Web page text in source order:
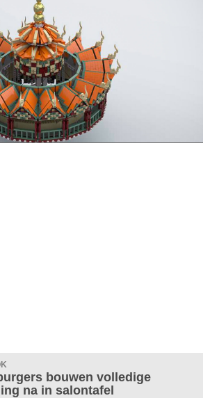
bouwen volledige
na in salontafel